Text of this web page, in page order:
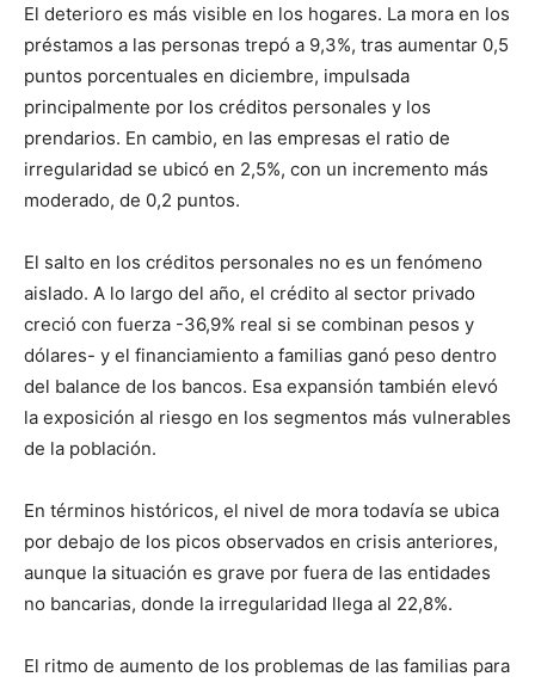
El deterioro es más visible en los hogares. La mora en los
préstamos a las personas trepó a 9,3%, tras aumentar 0,5
puntos porcentuales en diciembre, impulsada
principalmente por los créditos personales y los
prendarios. En cambio, en las empresas el ratio de
irregularidad se ubicó en 2,5%, con un incremento más
moderado, de 0,2 puntos.
El salto en los créditos personales no es un fenómeno
aislado. A lo largo del año, el crédito al sector privado
creció con fuerza -36,9% real si se combinan pesos y
dólares- y el financiamiento a familias ganó peso dentro
del balance de los bancos. Esa expansión también elevó
la exposición al riesgo en los segmentos más vulnerables
de la población.
En términos históricos, el nivel de mora todavía se ubica
por debajo de los picos observados en crisis anteriores,
aunque la situación es grave por fuera de las entidades
no bancarias, donde la irregularidad llega al 22,8%.
El ritmo de aumento de los problemas de las familias para